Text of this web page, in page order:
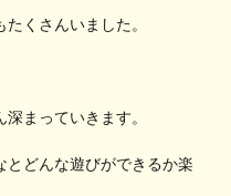
くさんいました。
まっていきます。
とどんな遊びができるか楽